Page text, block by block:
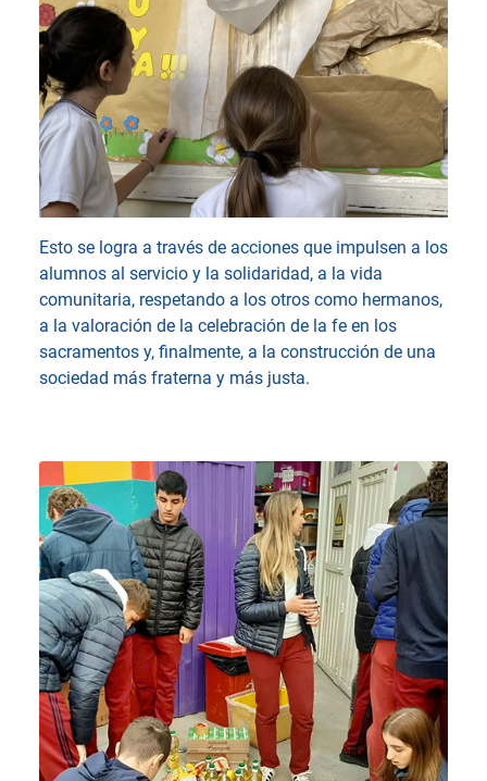
Esto se logra a través de acciones que impulsen a los
alumnos al servicio y la solidaridad, a la vida
comunitaria, respetando a los otros como hermanos,
a la valoración de la celebración de la fe en los
sacramentos y, finalmente, a la construcción de una
sociedad más fraterna y más justa.